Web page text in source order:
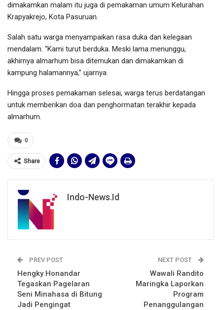
dimakamkan malam itu juga di pemakaman umum Kelurahan
Krapyakrejo, Kota Pasuruan.
Salah satu warga menyampaikan rasa duka dan kelegaan
mendalam. “Kami turut berduka. Meski lama menunggu,
akhirnya almarhum bisa ditemukan dan dimakamkan di
kampung halamannya,” ujarnya.
Hingga proses pemakaman selesai, warga terus berdatangan
untuk memberikan doa dan penghormatan terakhir kepada
almarhum.
0
Share
Indo-News.id
PREV POST
Hengky Honandar
Tegaskan Pagelaran
Seni Minahasa di Bitung
Jadi Pengingat
NEXT POST
Wawali Randito
Maringka Laporkan
Program
Penanggulangan